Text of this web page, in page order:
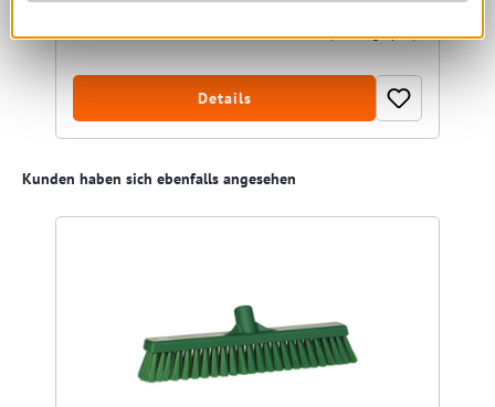
5,02 €(74.1% gespart)
Details
Produktgalerie überspringen
Kunden haben sich ebenfalls angesehen